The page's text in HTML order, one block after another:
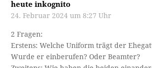
heute inkognito
24. Februar 2024 um 8:27 Uhr
2 Fragen:
Erstens: Welche Uniform trägt der
Wurde er einberufen? Oder Beamter?